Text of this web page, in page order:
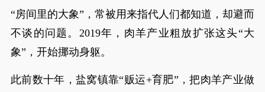
“房间里的大象”，常被用来指代人们都知道，却避而
不谈的问题。2019年，肉羊产业粗放扩张这头“大
象”，开始挪动身躯。
此前数十年，盐窝镇靠“贩运+育肥”，把肉羊产业做